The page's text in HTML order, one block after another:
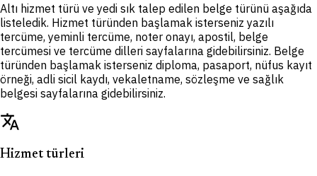
Altı hizmet türü ve yedi sık talep edilen belge türünü aşağıda
listeledik. Hizmet türünden başlamak isterseniz yazılı
tercüme, yeminli tercüme, noter onayı, apostil, belge
tercümesi ve tercüme dilleri sayfalarına gidebilirsiniz. Belge
türünden başlamak isterseniz diploma, pasaport, nüfus kayıt
örneği, adli sicil kaydı, vekaletname, sözleşme ve sağlık
belgesi sayfalarına gidebilirsiniz.
translate
Hizmet türleri